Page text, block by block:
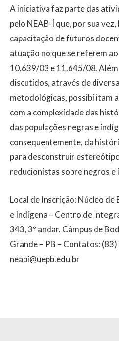
A iniciativa faz parte das
pelo NEAB-Í que, por sua
capacitação de futuros
atuação no que se referem
10.639/03 e 11.645/08.
discutidos, através de
metodológicas, possibilitam
com a complexidade das
das populações negras e
consequentemente, da
para desconstruir
reducionistas sobre negros e
Local de Inscrição: Núcleo
e Indígena – Centro de
343, 3º andar. Câmpus de
Grande – PB – Contatos:
neabi@uepb.edu.br